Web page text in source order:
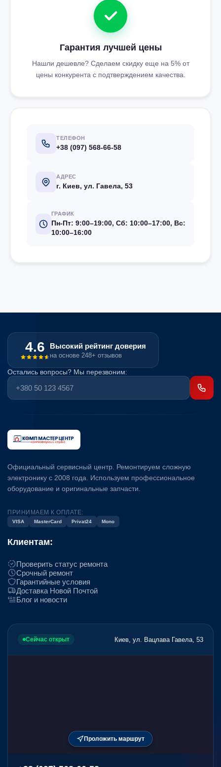
Гарантия лучшей цены
Нашли дешевле? Сделаем скидку еще на 5% от
цены конкурента с подтверждением качества.
ТЕЛЕФОН
+38 (097) 568-66-58
АДРЕС
г. Киев, ул. Гавела, 53
ГРАФИК
Пн-Пт: 9:00–19:00, Сб: 10:00–17:00, Вс:
10:00–16:00
4.6 Высокий рейтинг доверия
на основе 248+ отзывов
Остались вопросы? Мы перезвоним:
Официальный сервисный центр. Ремонтируем сложную
электронику с 2008 года. Используем профессиональное
оборудование и оригинальные запчасти.
ПРИНИМАЕМ К ОПЛАТЕ:
VISA MasterCard Privat24 Mono
Клиентам:
Проверить статус ремонта
Срочный ремонт
Гарантийные условия
Доставка Новой Почтой
Блог и новости
Сейчас открыт Киев, ул. Вацлава Гавела, 53
Проложить маршрут